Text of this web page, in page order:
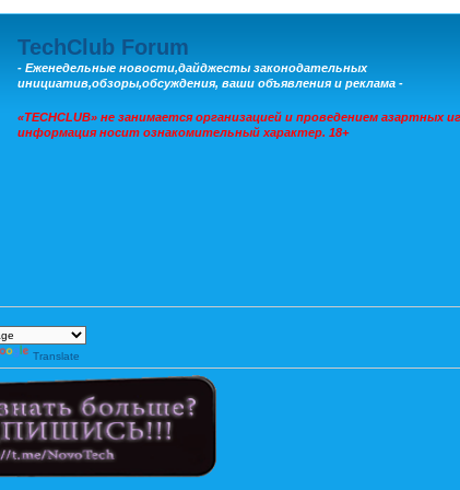
TechClub Forum
- Еженедельные новости,дайджесты законодательных
инициатив,обзоры,обсуждения, ваши объявления и реклама -
«TECHCLUB» не занимается организацией и проведением азартных
информация носит ознакомительный характер. 18+
Translate